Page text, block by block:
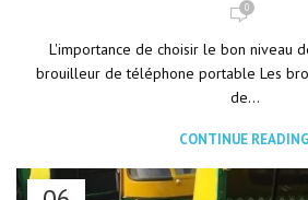
0
L'importance de choisir le bon niveau
brouilleur de téléphone portable Les
de...
CONTINUE READING